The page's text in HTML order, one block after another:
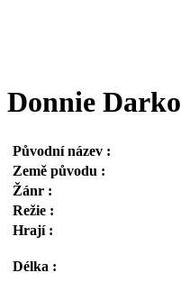
Donnie Darko
Původní název :
Země původu :
Žánr :
Režie :
Hrají :
Délka :